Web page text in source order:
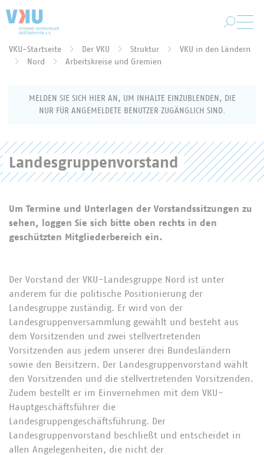
Sie befinden sich hier:
VKU-Startseite Der VKU Struktur
VKU in den Ländern
Nord
Arbeitskreise und Gremien
MELDEN SIE SICH HIER AN, UM INHALTE EINZUBLENDEN, DIE
NUR FÜR ANGEMELDETE BENUTZER ZUGÄNGLICH SIND.
Anmeldung als VKU-Mitglied
Adresse) und Ihr Passwort ein, um sich für den
Mitgliederbereich anzumelden.
Benutzername
Passwort
Passwort vergessen?
Landesgruppenvorstand
Um Termine und Unterlagen der Vorstandssitzungen zu
sehen, loggen Sie sich bitte oben rechts in den
geschützten Mitgliederbereich ein.
Der Vorstand der VKU-Landesgruppe Nord ist unter
anderem für die politische Positionierung der
Landesgruppe zuständig. Er wird von der
Landesgruppenversammlung gewählt und besteht aus
dem Vorsitzenden und zwei stellvertretenden
Vorsitzenden aus jedem unserer drei Bundesländern
sowie den Beisitzern. Der Landesgruppenvorstand wählt
den Vorsitzenden und die stellvertretenden Vorsitzenden.
Zudem bestellt er im Einvernehmen mit dem VKU-
Hauptgeschäftsführer die
Landesgruppengeschäftsführung. Der
Landesgruppenvorstand beschließt und entscheidet in
allen Angelegenheiten, die nicht der